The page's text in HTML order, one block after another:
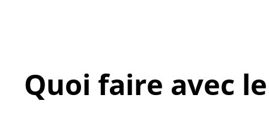
Quoi faire avec